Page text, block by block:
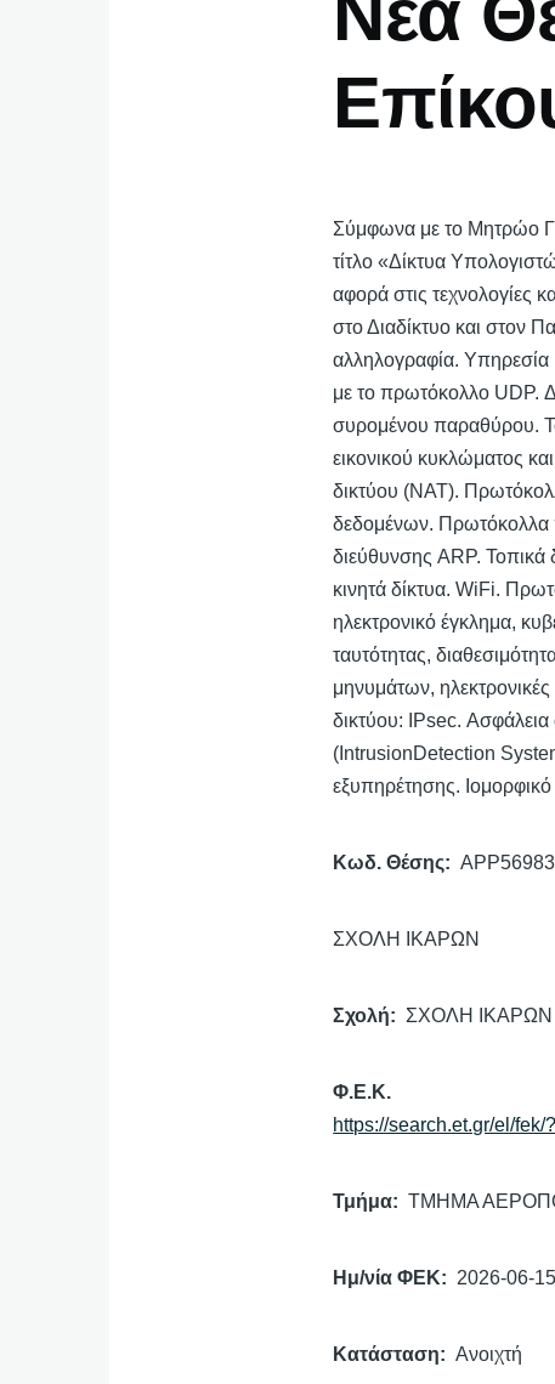
Σύμφωνα με το Μητρώο
τίτλο «Δίκτυα
αφορά στις τεχνολογίες
στο Διαδίκτυο και στον
αλληλογραφία.
με το πρωτόκολλο UDP.
συρομένου παραθύρου.
εικονικού κυκλώματος
δικτύου (ΝΑΤ).
δεδομένων. Πρωτόκολλα
διεύθυνσης ARP.
κινητά δίκτυα. WiFi.
ηλεκτρονικό έγκλημα,
ταυτότητας,
μηνυμάτων,
δικτύου: IPsec.
(IntrusionDetection
εξυπηρέτησης. Ιομορφικό
Κωδ. Θέσης APP56983
ΣΧΟΛΗ ΙΚΑΡΩΝ
Σχολή ΣΧΟΛΗ ΙΚΑΡΩΝ
Φ.Ε.Κ.
https://search.et.gr/el/fek/
Τμήμα ΤΜΗΜΑ
Ημ/νία ΦΕΚ 2026-06-15
Κατάσταση Ανοιχτή